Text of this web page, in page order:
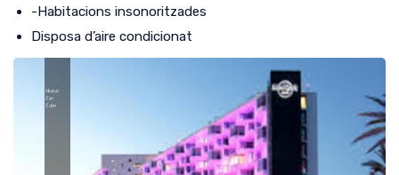
-Habitacions insonoritzades
Disposa d’aire condicionat